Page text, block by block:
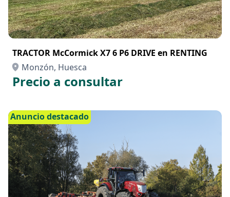
TRACTOR McCormick X7 6 P6 DRIVE en RENTING
Monzón, Huesca
Precio a consultar
Anuncio destacado